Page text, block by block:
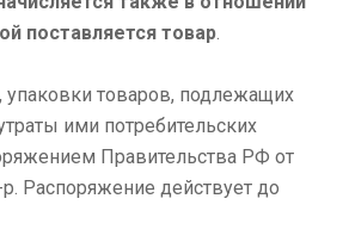
поставляется товар
упаковки товаров, подлежащих
ими потребительских
Правительства РФ от
Распоряжение действует до